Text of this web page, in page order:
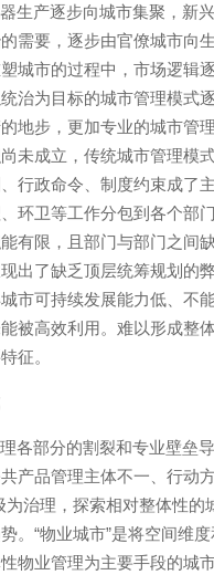
生产逐步向城市集聚，新
需要，逐步由官僚城市向
城市的过程中，市场逻辑
治为目标的城市管理模式
地步，更加专业的城市管
未成立，传统城市管理模
行政命令、制度约束成了
环卫等工作分包到各个部
有限，且部门与部门之间
出了缺乏顶层统筹规划的
市可持续发展能力低、不
被高效利用。难以形成整
征。
各部分的割裂和专业壁垒
产品管理主体不一、行动
为治理，探索相对整体性
。“物业城市”是将空间维
物业管理为主要手段的城